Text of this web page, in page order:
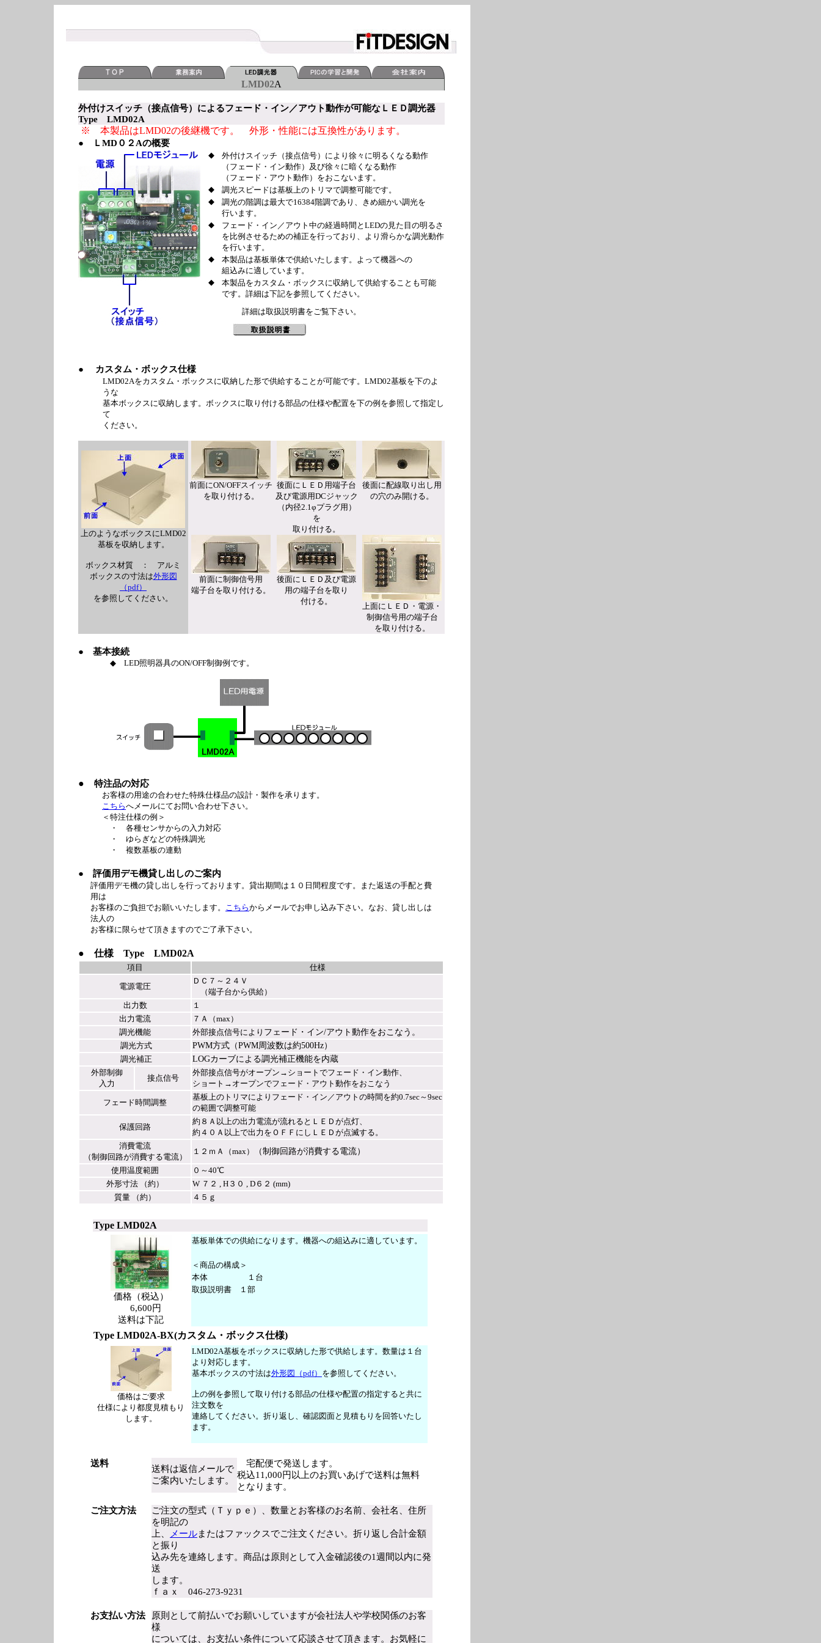
LMD02A
外付けスイッチ（接点信号）によるフェード・イン／アウト動作が可能なＬＥＤ調光器
Type LMD02A
※ 本製品はLMD02の後継機です。 外形・性能には互換性があります。
● ＬMD０２Aの概要
◆
外付けスイッチ（接点信号）により徐々に明るくなる動作
（フェード・イン動作）及び徐々に暗くなる動作
（フェード・アウト動作）をおこないます。
◆
調光スピードは基板上のトリマで調整可能です。
◆
調光の階調は最大で16384階調であり、きめ細かい調光を
行います。
◆
フェード・イン／アウト中の経過時間とLEDの見た目の明るさ
を比例させるための補正を行っており、より滑らかな調光動作
を行います。
◆
本製品は基板単体で供給いたします。よって機器への
組込みに適しています。
◆
本製品をカスタム・ボックスに収納して供給することも可能
です。詳細は下記を参照してください。
詳細は取扱説明書をご覧下さい。
● カスタム・ボックス仕様
LMD02Aをカスタム・ボックスに収納した形で供給することが可能です。LMD02基板を下のよ
うな
基本ボックスに収納します。ボックスに取り付ける部品の仕様や配置を下の例を参照して指定し
て
ください。
上のようなボックスにLMD02
基板を収納します。
ボックス材質 ： アルミ
ボックスの寸法は外形図
（pdf）
を参照してください。
前面にON/OFFスイッチ
を取り付ける。
後面にＬＥＤ用端子台
及び電源用DCジャック
（内径2.1φプラグ用）
を
取り付ける。
後面に配線取り出し用
の穴のみ開ける。
前面に制御信号用
端子台を取り付ける。
後面にＬＥＤ及び電源
用の端子台を取り
付ける。
上面にＬＥＤ・電源・
制御信号用の端子台
を取り付ける。
● 基本接続
◆ LED照明器具のON/OFF制御例です。
● 特注品の対応
お客様の用途の合わせた特殊仕様品の設計・製作を承ります。
こちらへメールにてお問い合わせ下さい。
＜特注仕様の例＞
・ 各種センサからの入力対応
・ ゆらぎなどの特殊調光
・ 複数基板の連動
● 評価用デモ機貸し出しのご案内
評価用デモ機の貸し出しを行っております。貸出期間は１０日間程度です。また返送の手配と費
用は
お客様のご負担でお願いいたします。 こちらからメールでお申し込み下さい。なお、貸し出しは
法人の
お客様に限らせて頂きますのでご了承下さい。
● 仕様 Type LMD02A
項目 仕様
電源電圧
ＤＣ７～２４Ｖ
（端子台から供給）
出力数
１
出力電流
７Ａ（max）
調光機能
外部接点信号により フェード・イン/アウト動作をおこなう。
調光方式
PWM方式（PWM周波数は約500Hz）
調光補正
LOGカーブによる調光補正機能を内蔵
外部制御
入力
接点信号
外部接点信号がオープン→ショートでフェード・イン動作、
ショート→オープンでフェード・アウト動作をおこなう
フェード時間調整
基板上のトリマによりフェード・イン／アウトの時間を約0.7sec～9sec
の範囲で調整可能
保護回路
約８Ａ以上の出力電流が流れるとＬＥＤが点灯、
約４０Ａ以上で出力をＯＦＦにしＬＥＤが点滅する。
消費電流
（制御回路が消費する電流）
１２ｍＡ（max） （制御回路が消費する電流）
使用温度範囲
０～40℃
外形寸法 （約）
W ７２ , H３０ , D６２ (mm)
質量 （約）
４５ｇ
Type LMD02A
価格（税込）
6,600円
送料は下記
基板単体での供給になります。機器への組込みに適しています。
＜商品の構成＞
本体 １台
取扱説明書 １部
Type LMD02A-BX(カスタム・ボックス仕様)
価格はご要求
仕様により都度見積もり
します。
LMD02A基板をボックスに収納した形で供給します。数量は１台
より対応します。
基本ボックスの寸法は外形図（pdf） を参照してください。
上の例を参照して取り付ける部品の仕様や配置の指定すると共に
注文数を
連絡してください。折り返し、確認図面と見積もりを回答いたし
ます。
送料
送料は返信メールで
ご案内いたします。
宅配便で発送します。
税込11,000円以上のお買いあげで送料は無料
となります。
ご注文方法
ご注文の型式（Ｔｙｐｅ）、数量とお客様のお名前、会社名、住所
を明記の
上、
メールまたはファックスでご注文ください。折り返し合計金額
と振り
込み先を連絡します。商品は原則として入金確認後の1週間以内に発
送
します。
ｆａｘ 046-273-9231
お支払い方法
原則として前払いでお願いしていますが会社法人や学校関係のお客
様
については、お支払い条件について応談させて頂きます。お気軽に